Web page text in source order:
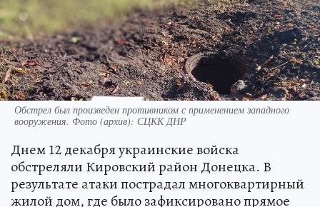
Обстрел был произведен противником с применением западного
вооружения. Фото (архив): СЦКК ДНР
Днем 12 декабря украинские войска
обстреляли Кировский район Донецка. В
результате атаки пострадал многоквартирный
жилой дом, где было зафиксировано прямое